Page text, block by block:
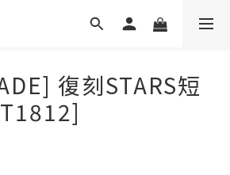
復刻STARS短